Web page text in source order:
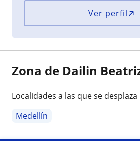
Ver perfil
Zona de Dailin
Localidades a las que se
Medellín